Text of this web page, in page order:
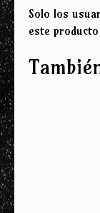
Solo los
este